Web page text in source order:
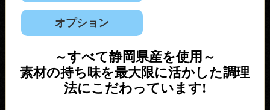
オプション
～すべて静岡県産を使用～
素材の持ち味を最大限に活かした調理
法にこだわっています!